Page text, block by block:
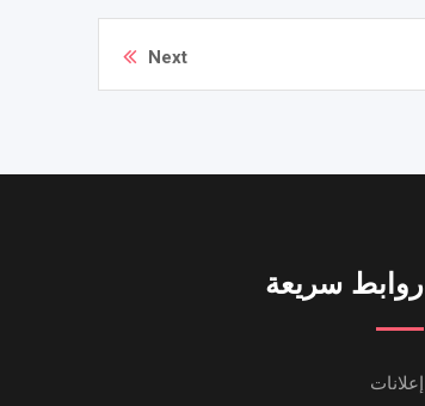
Next
روابط سريعة
إعلانات